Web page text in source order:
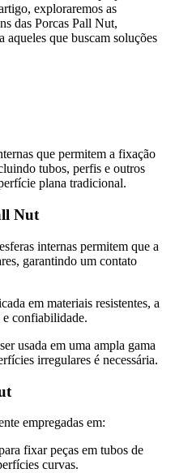
exploraremos as
das Porcas Pall Nut,
aqueles que buscam soluções
que permitem a fixação
tubos, perfis e outros
plana tradicional.
Nut
internas permitem que a
garantindo um contato
em materiais resistentes, a
confiabilidade.
usada em uma ampla gama
irregulares é necessária.
empregadas em:
fixar peças em tubos de
curvas.